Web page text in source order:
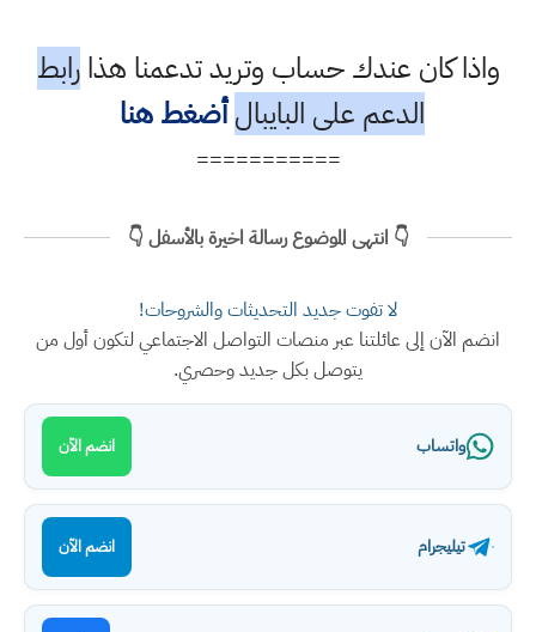
واذا كان عندك حساب وتريد تدعمنا هذارابط
الدعم على البايبال أضغط هنا
===========
👇 انتهى الموضوع رسالة اخيرة بالأسفل 👇
لا تفوت جديد التحديثات والشروحات!
انضم الآن إلى عائلتنا عبر منصات التواصل الاجتماعي لتكون أول من
يتوصل بكل جديد وحصري.
واتساب انضم الآن
تيليجرام انضم الآن